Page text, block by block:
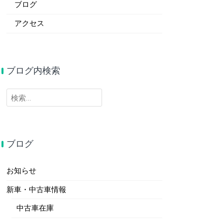
ブログ
アクセス
ブログ内検索
検
索:
ブログ
お知らせ
新車・中古車情報
中古車在庫